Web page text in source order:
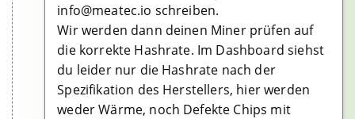
info@meatec.io schreiben.
Wir werden dann deinen Miner prüfen auf
die korrekte Hashrate. Im Dashboard siehst
du leider nur die Hashrate nach der
Spezifikation des Herstellers, hier werden
weder Wärme, noch Defekte Chips mit